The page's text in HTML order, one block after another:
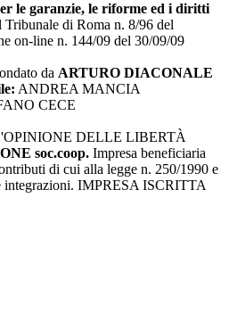
le garanzie, le riforme ed i diritti
Tribunale di Roma n. 8/96 del
on-line n. 144/09 del 30/09/09
da ARTURO DIACONALE
ANDREA MANCIA
CECE
DELLE LIBERTÀ
soc.coop. Impresa beneficiaria
di cui alla legge n. 250/1990 e
integrazioni. IMPRESA ISCRITTA